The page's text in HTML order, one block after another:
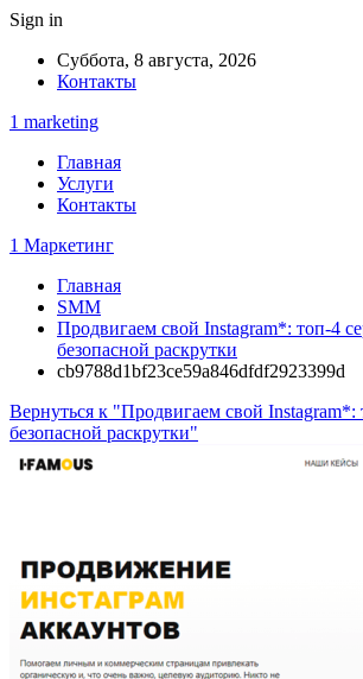
Sign in
Суббота, 8 августа, 2026
Контакты
1 marketing
Главная
Услуги
Контакты
1 Маркетинг
Главная
SMM
Продвигаем свой Instagram*: топ-4
безопасной раскрутки
cb9788d1bf23ce59a846dfdf2923399d
Вернуться к "Продвигаем свой Instagram*:
безопасной раскрутки"